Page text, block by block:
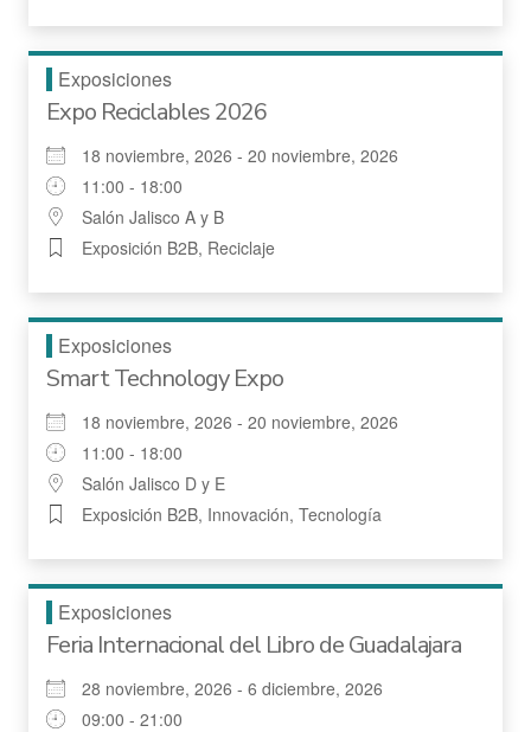
Exposiciones
Expo Reciclables 2026
18 noviembre, 2026 - 20 noviembre, 2026
11:00 - 18:00
Salón Jalisco A y B
Exposición B2B, Reciclaje
Exposiciones
Smart Technology Expo
18 noviembre, 2026 - 20 noviembre, 2026
11:00 - 18:00
Salón Jalisco D y E
Exposición B2B, Innovación, Tecnología
Exposiciones
Feria Internacional del Libro de Guadalajara
28 noviembre, 2026 - 6 diciembre, 2026
09:00 - 21:00